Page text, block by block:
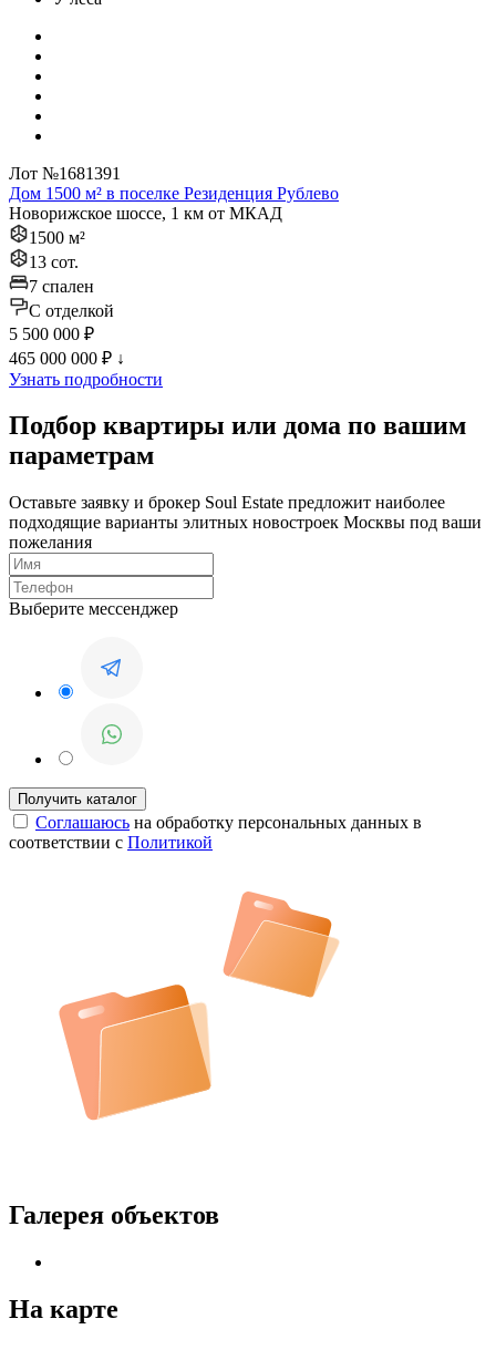
Лот №1681391
Дом 1500 м² в поселке Резиденция Рублево
Новорижское шоссе, 1 км от МКАД
1500 м²
13 сот.
7 спален
C отделкой
5 500 000 ₽
465 000 000 ₽ ↓
Узнать подробности
Подбор квартиры или дома по вашим
параметрам
Оставьте заявку и брокер Soul Estate предложит наиболее
подходящие варианты элитных новостроек Москвы под ваши
пожелания
Выберите мессенджер
Соглашаюсь на обработку персональных данных в
соответствии с Политикой
Галерея объектов
На карте